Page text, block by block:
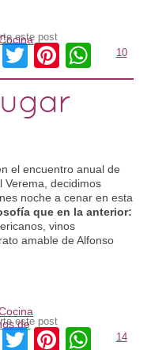
este post
Facebook
Twitter 10
el encuentro anual de
Verema, decidimos
noche a cenar en esta
que en la anterior:
vinos
amable de Alfonso
de
este post
Facebook
Twitter 14